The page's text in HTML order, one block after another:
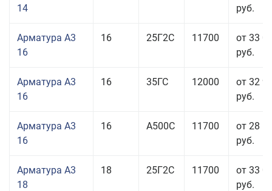
14
руб.
Арматура А3
16
16 25Г2С 11700
от 33
руб.
Арматура А3
16
16 35ГС 12000
от 32
руб.
Арматура А3
16
16 А500С 11700
от 28
руб.
Арматура А3
18
18 25Г2С 11700
от 33
руб.